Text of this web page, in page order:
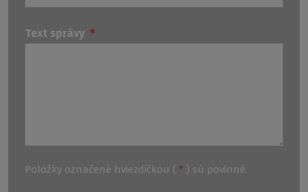
Text správy *
Položky označené hviezdičkou ( * ) sú povinné.